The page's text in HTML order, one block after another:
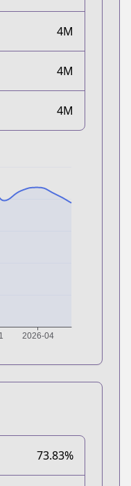
4M
4M
4M
73.83%